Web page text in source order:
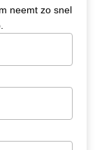
neemt zo snel